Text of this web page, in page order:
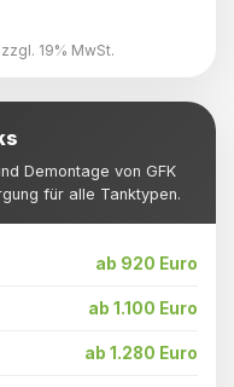
19% MwSt.
Demontage von GFK
für alle Tanktypen.
ab 920 Euro
ab 1.100 Euro
ab 1.280 Euro